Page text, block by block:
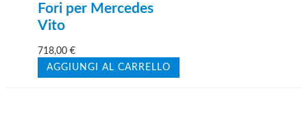
Fori per Mercedes
Vito
718,00€
AGGIUNGI AL CARRELLO